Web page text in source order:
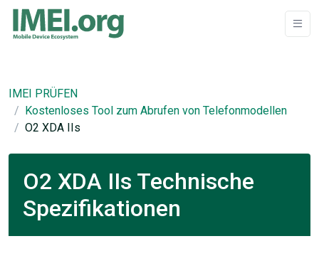
IMEI PRÜFEN
Kostenloses Tool zum Abrufen von Telefonmodellen
O2 XDA IIs
O2 XDA IIs Technische
Spezifikationen